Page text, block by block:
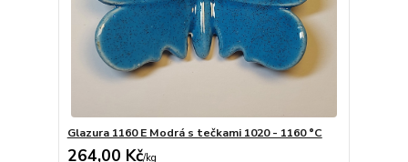
Glazura 1160 E Modrá s tečkami 1020 - 1160 °C
264,00 Kč/kg